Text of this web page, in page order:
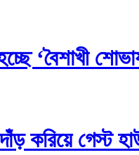
‘বৈশাখী
করিয়ে গেস্ট